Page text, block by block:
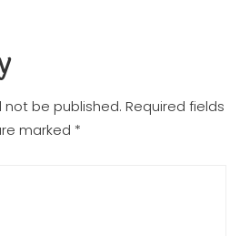
not be published. Required fields
marked *